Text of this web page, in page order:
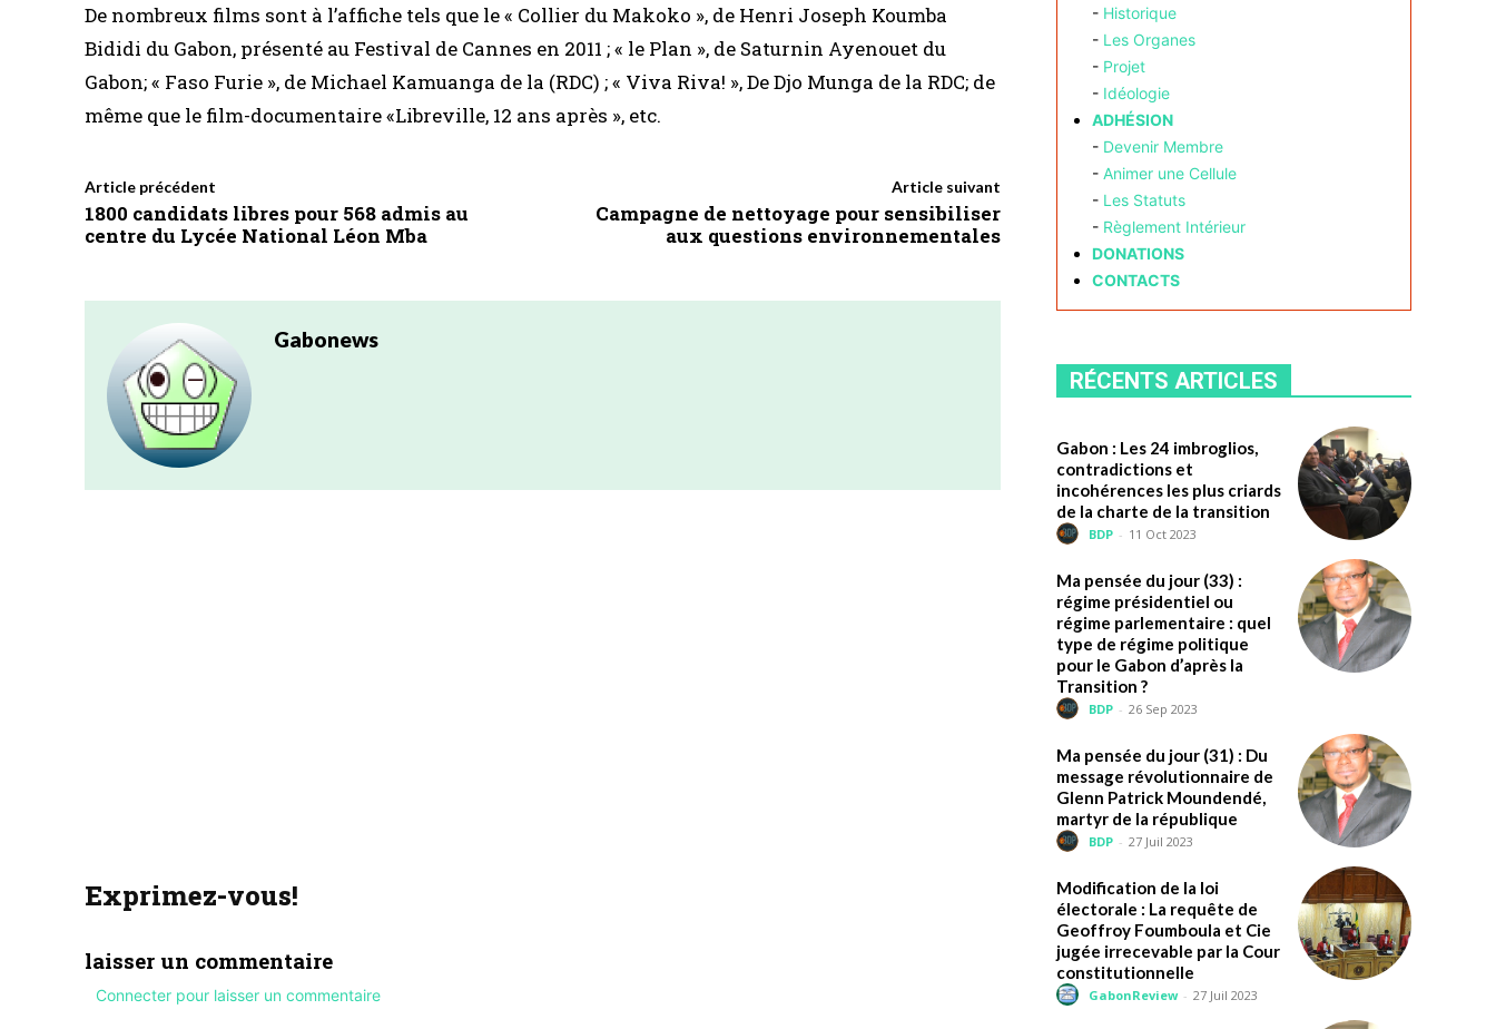
De nombreux films sont à l’affiche tels que le « Collier du Makoko », de Henri Joseph Koumba
Bididi du Gabon, présenté au Festival de Cannes en 2011 ; « le Plan », de Saturnin Ayenouet du
Gabon; « Faso Furie », de Michael Kamuanga de la (RDC) ; « Viva Riva! », De Djo Munga de la RDC; de
même que le film-documentaire «Libreville, 12 ans après », etc.
Article précédent
1800 candidats libres pour 568 admis au
centre du Lycée National Léon Mba
Article suivant
Campagne de nettoyage pour sensibiliser
aux questions environnementales
Gabonews
Exprimez-vous!
laisser un commentaire
Connecter pour laisser un commentaire
- Historique
- Les Organes
- Projet
- Idéologie
ADHÉSION
- Devenir Membre
- Animer une Cellule
- Les Statuts
- Règlement Intérieur
DONATIONS
CONTACTS
RÉCENTS ARTICLES
Gabon : Les 24 imbroglios,
contradictions et
incohérences les plus criards
de la charte de la transition
BDP - 11 Oct 2023
Ma pensée du jour (33) :
régime présidentiel ou
régime parlementaire : quel
type de régime politique
pour le Gabon d’après la
Transition ?
BDP - 26 Sep 2023
Ma pensée du jour (31) : Du
message révolutionnaire de
Glenn Patrick Moundendé,
martyr de la république
BDP - 27 Juil 2023
Modification de la loi
électorale : La requête de
Geoffroy Foumboula et Cie
jugée irrecevable par la Cour
constitutionnelle
GabonReview - 27 Juil 2023